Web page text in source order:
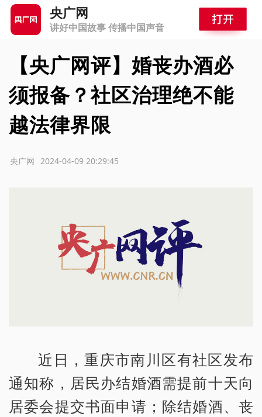
央广网
讲好中国故事 传播中国声音
【央广网评】婚丧办酒必
须报备？社区治理绝不能
越法律界限
2024-04-09 20:29:45
央广网
近日，重庆市南川区有社区发布
通知称，居民办结婚酒需提前十天向
居委会提交书面申请；除结婚酒、丧